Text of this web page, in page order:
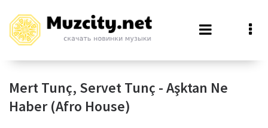
Mert Tunç, Servet Tunç - Aşktan Ne
Haber (Afro House)